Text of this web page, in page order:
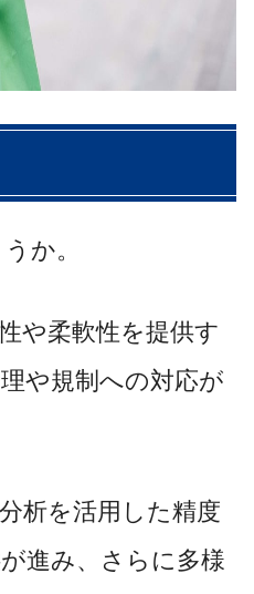
か。
や柔軟性を提供す
や規制への対応が
析を活用した精度
進み、さらに多様